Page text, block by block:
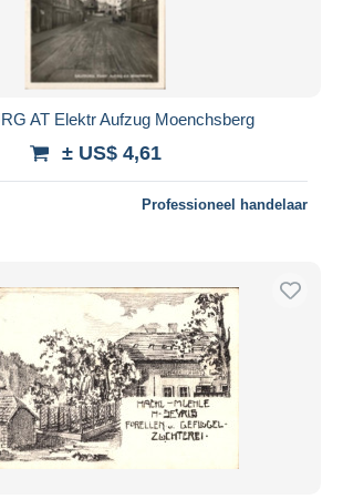
AT Elektr Aufzug Moenchsberg
± US$ 4,61
Professioneel handelaar